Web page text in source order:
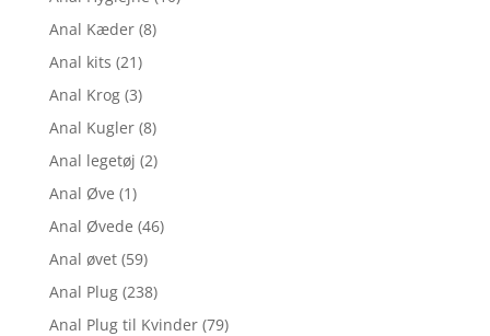
Anal Kæder (8)
Anal kits (21)
Anal Krog (3)
Anal Kugler (8)
Anal legetøj (2)
Anal Øve (1)
Anal Øvede (46)
Anal øvet (59)
Anal Plug (238)
Anal Plug til Kvinder (79)